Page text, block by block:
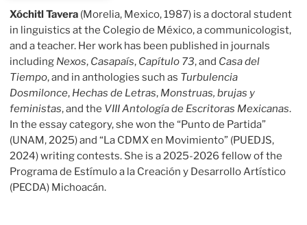
Xóchitl Tavera (Morelia, Mexico, 1987) is a doctoral student
in linguistics at the Colegio de México, a communicologist,
and a teacher. Her work has been published in journals
including Nexos, Casapaís, Capítulo 73, and Casa del
Tiempo, and in anthologies such as Turbulencia
Dosmilonce, Hechas de Letras, Monstruas, brujas y
feministas, and the VIII Antología de Escritoras Mexicanas.
In the essay category, she won the “Punto de Partida”
(UNAM, 2025) and “La CDMX en Movimiento” (PUEDJS,
2024) writing contests. She is a 2025-2026 fellow of the
Programa de Estímulo a la Creación y Desarrollo Artístico
(PECDA) Michoacán.